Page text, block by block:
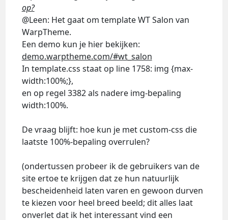
op?
@Leen: Het gaat om template WT Salon van
WarpTheme.
Een demo kun je hier bekijken:
demo.warptheme.com/#wt_salon
In template.css staat op line 1758: img {max-
width:100%;},
en op regel 3382 als nadere img-bepaling
width:100%.
De vraag blijft: hoe kun je met custom-css die
laatste 100%-bepaling overrulen?
(ondertussen probeer ik de gebruikers van de
site ertoe te krijgen dat ze hun natuurlijk
bescheidenheid laten varen en gewoon durven
te kiezen voor heel breed beeld; dit alles laat
onverlet dat ik het interessant vind een